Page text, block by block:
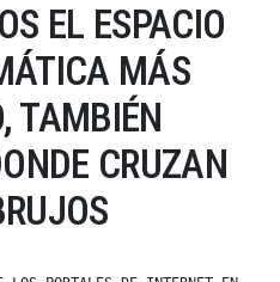
EL ESPACIO
MÁS
TAMBIÉN
CRUZAN